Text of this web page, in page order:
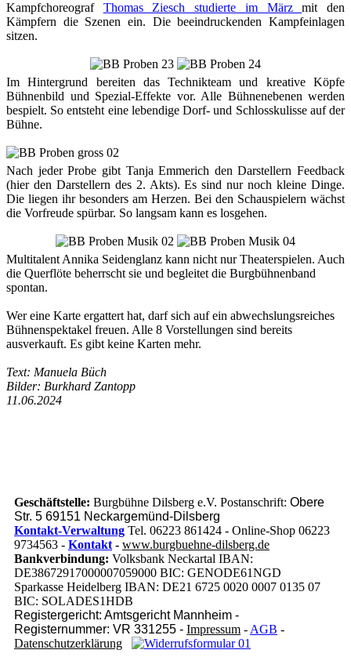
Kampfchoreograf Thomas Ziesch studierte im Märzmit den
Kämpfern die Szenen ein. Die beeindruckenden Kampfeinlagen
sitzen.
Im Hintergrund bereiten das Technikteam und kreative Köpfe
Bühnenbild und Spezial-Effekte vor. Alle Bühnenebenen werden
bespielt. So entsteht eine lebendige Dorf- und Schlosskulisse auf der
Bühne.
Nach jeder Probe gibt Tanja Emmerich den Darstellern Feedback
(hier den Darstellern des 2. Akts). Es sind nur noch kleine Dinge.
Die liegen ihr besonders am Herzen. Bei den Schauspielern wächst
die Vorfreude spürbar. So langsam kann es losgehen.
Multitalent Annika Seidenglanz kann nicht nur Theaterspielen. Auch
die Querflöte beherrscht sie und begleitet die Burgbühnenband
spontan.
Wer eine Karte ergattert hat, darf sich auf ein abwechslungsreiches
Bühnenspektakel freuen. Alle 8 Vorstellungen sind bereits
ausverkauft. Es gibt keine Karten mehr.
Text: Manuela Büch
Bilder: Burkhard Zantopp
11.06.2024
Geschäftstelle: Burgbühne Dilsberg e.V. Postanschrift: Obere
Str. 5 69151 Neckargemünd-Dilsberg
Kontakt-Verwaltung Tel. 06223 861424 - Online-Shop 06223
9734563 - Kontakt - www.burgbuehne-dilsberg.de
Bankverbindung: Volksbank Neckartal IBAN:
DE38672917000007059000 BIC: GENODE61NGD
Sparkasse Heidelberg IBAN: DE21 6725 0020 0007 0135 07
BIC: SOLADES1HDB
Registergericht: Amtsgericht Mannheim -
Registernummer: VR 331255 - Impressum - AGB -
Datenschutzerklärung